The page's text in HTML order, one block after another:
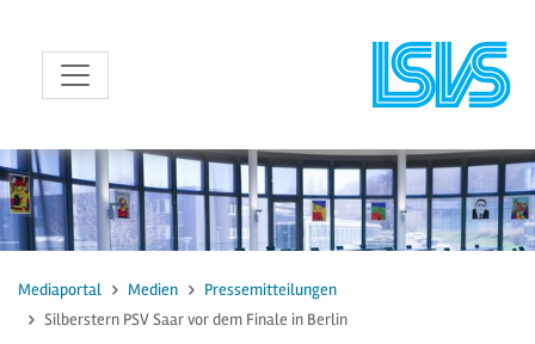
zum Inhalt
Mediaportal Medien
Pressemitteilungen
Silberstern PSV Saar vor dem Finale in Berlin